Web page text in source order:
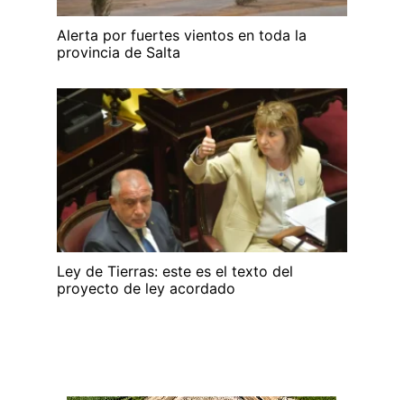
Alerta por fuertes vientos en toda la
provincia de Salta
Ley de Tierras: este es el texto del
proyecto de ley acordado